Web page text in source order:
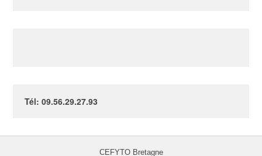
Tél: 09.56.29.27.93
CEFYTO Bretagne